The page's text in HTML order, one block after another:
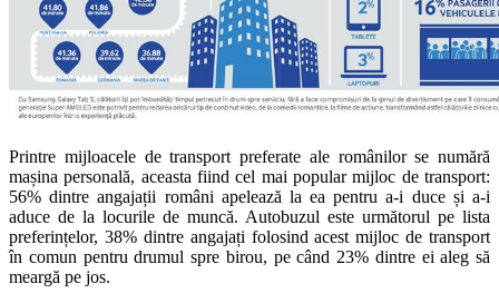
Printre mijloacele de transport preferate ale românilor se numără
mașina personală, aceasta fiind cel mai popular mijloc de transport:
56% dintre angajații români apelează la ea pentru a-i duce și a-i
aduce de la locurile de muncă. Autobuzul este următorul pe lista
preferințelor, 38% dintre angajați folosind acest mijloc de transport
în comun pentru drumul spre birou, pe când 23% dintre ei aleg să
meargă pe jos.